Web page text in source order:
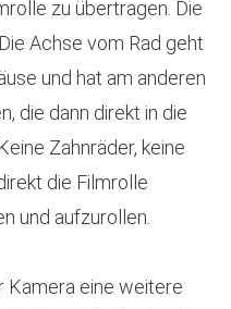
zu übertragen. Die
Achse vom Rad geht
und hat am anderen
die dann direkt in die
Zahnräder, keine
die Filmrolle
und aufzurollen.
Kamera eine weitere